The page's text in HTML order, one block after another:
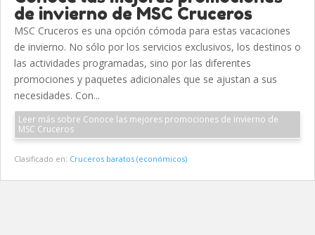
de invierno de MSC Cruceros
MSC Cruceros es una opción cómoda para estas vacaciones
de invierno. No sólo por los servicios exclusivos, los destinos o
las actividades programadas, sino por las diferentes
promociones y paquetes adicionales que se ajustan a sus
necesidades. Con...
Leer más sobre Conoce las mejores promociones de invierno de
MSC Cruceros
Clasificado en: Cruceros baratos (económicos)